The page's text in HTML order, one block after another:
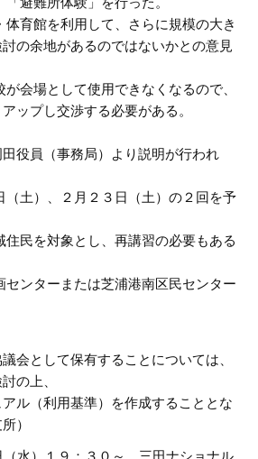
体育館を利用して、さらに規模の大き
の余地があるのではないかとの意見
が会場として使用できなくなるので、
ップし交渉する必要がある。
役員（事務局）より説明が行われ
（土）、２月２３日（土）の２回を予
住民を対象とし、再講習の必要もある
センターまたは芝浦港南区民センター
会として保有することについては、
の上、
ル（利用基準）を作成することとな
）